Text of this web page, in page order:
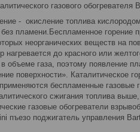
газового обогревателя
- окисление топлива
пламени.Беспламенное горение
неорганических веществ на
нагревается до красного или
в объеме газа, поэтому появление
поверхности». Каталитическое
беспламенные газовые
сжигания топлива
газовые обогреватели
пъезо поджигатель управления